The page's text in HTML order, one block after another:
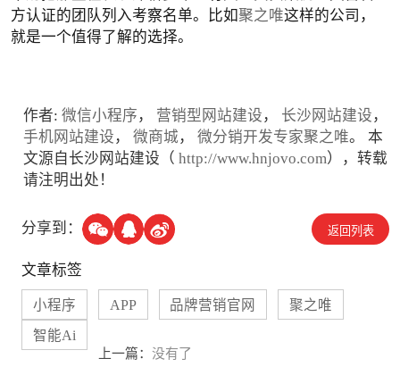
方认证的团队列入考察名单。比如聚之唯这样的公司，
就是一个值得了解的选择。
作者:微信小程序 ， 营销型网站建设 ， 长沙网站建设 ，
手机网站建设 ，微商城 ，微分销开发专家聚之唯。 本
文源自长沙网站建设（http://www.hnjovo.com），转载
请注明出处！
分享到： 返回列表
文章标签
小程序 APP 品牌营销官网 聚之唯
智能Ai
上一篇： 没有了